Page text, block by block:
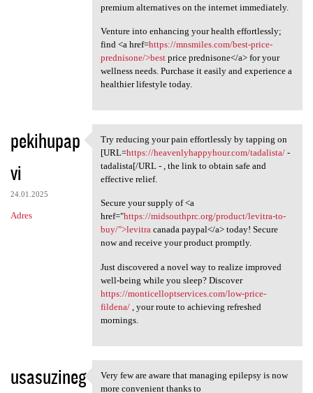
premium alternatives on the internet immediately.
Venture into enhancing your health effortlessly;
find <a href=https://mnsmiles.com/best-price-
prednisone/>bestprice prednisone</a> for your
wellness needs. Purchase it easily and experience a
healthier lifestyle today.
pekihupap
vi
24.01.2025
Adres
Try reducing your pain
Try reducing your pain effortlessly by tapping on
[URL=https://heavenlyhappyhour.com/tadalista/-
tadalista[/URL - , the link to obtain safe and
effective relief.
Secure your supply of <a
href="https://midsouthprc.org/product/levitra-to-
buy/">levitracanada paypal</a> today! Secure
now and receive your product promptly.
Just discovered a novel way to realize improved
well-being while you sleep? Discover
https://monticelloptservices.com/low-price-
fildena/, your route to achieving refreshed
mornings.
usasuzineg Very few are aware that
Very few are aware that managing epilepsy is now
more convenient thanks to